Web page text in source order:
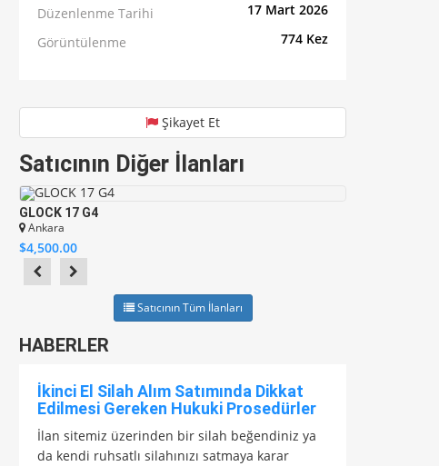
Düzenlenme Tarihi
17 Mart 2026
Görüntülenme
774 Kez
Şikayet Et
Satıcının Diğer İlanları
GLOCK 17 G4
Ankara
$4,500.00
Satıcının Tüm İlanları
HABERLER
İkinci El Silah Alım Satımında Dikkat
Edilmesi Gereken Hukuki Prosedürler
İlan sitemiz üzerinden bir silah beğendiniz ya
da kendi ruhsatlı silahınızı satmaya karar